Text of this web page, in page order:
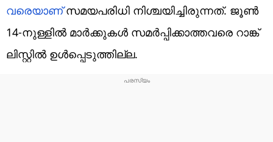
വരെയാണ്സമയപരിധി നിശ്ചയിച്ചിരുന്നത്. ജൂണ്‍
14-നുള്ളില്‍ മാര്‍ക്കുകള്‍ സമര്‍പ്പിക്കാത്തവരെ റാങ്ക്
ലിസ്റ്റില്‍ ഉള്‍പ്പെടുത്തില്ല.